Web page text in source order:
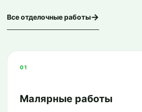
Все отделочные работы→
01
Малярные работы